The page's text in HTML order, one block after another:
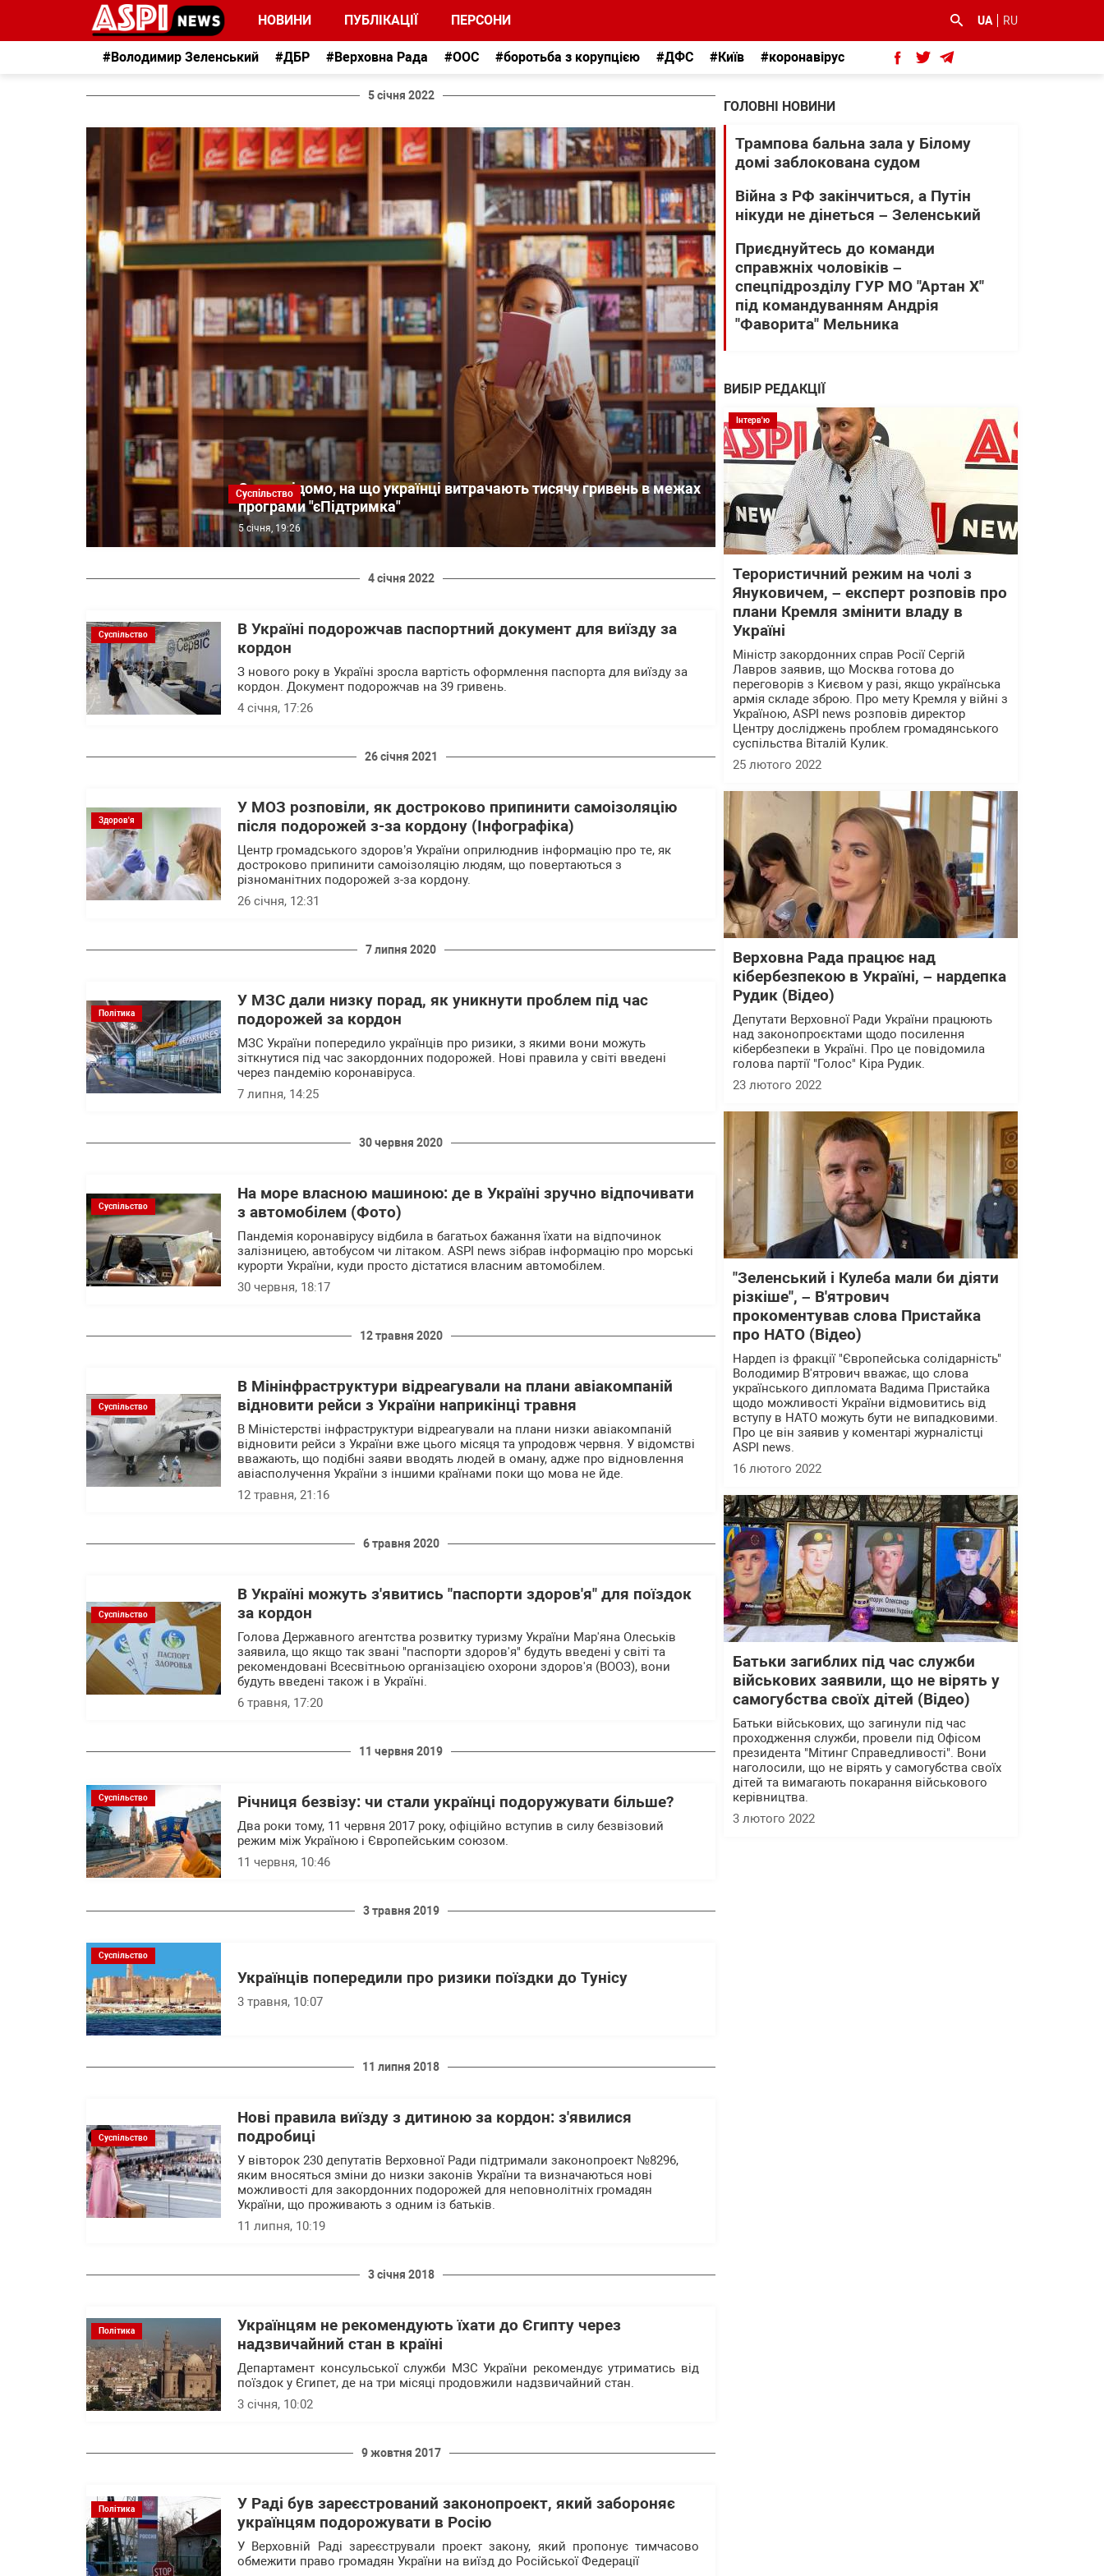
НОВИНИ ПУБЛІКАЦІЇ ПЕРСОНИ UA RU
#Володимир Зеленський #ДБР #Верховна Рада #ООС #боротьба з корупцією #ДФС #Київ #коронавірус
5 січня 2022
Суспільство
Стало відомо, на що українці витрачають тисячу гривень в межах
програми "єПідтримка"
5 січня, 19:26
4 січня 2022
Суспільство
В Україні подорожчав паспортний документ для виїзду за
кордон
З нового року в Україні зросла вартість оформлення паспорта для виїзду за
кордон. Документ подорожчав на 39 гривень.
4 січня, 17:26
26 січня 2021
Здоров'я
У МОЗ розповіли, як достроково припинити самоізоляцію
після подорожей з-за кордону (Інфографіка)
Центр громадського здоров’я України оприлюднив інформацію про те, як
достроково припинити самоізоляцію людям, що повертаються з
різноманітних подорожей з-за кордону.
26 січня, 12:31
7 липня 2020
Політика
У МЗС дали низку порад, як уникнути проблем під час
подорожей за кордон
МЗС України попередило українців про ризики, з якими вони можуть
зіткнутися під час закордонних подорожей. Нові правила у світі введені
через пандемію коронавіруса.
7 липня, 14:25
30 червня 2020
Суспільство
На море власною машиною: де в Україні зручно відпочивати
з автомобілем (Фото)
Пандемія коронавірусу відбила в багатьох бажання їхати на відпочинок
залізницею, автобусом чи літаком. ASPI news зібрав інформацію про морські
курорти України, куди просто дістатися власним автомобілем.
30 червня, 18:17
12 травня 2020
Суспільство
В Мінінфраструктури відреагували на плани авіакомпаній
відновити рейси з України наприкінці травня
В Міністерстві інфраструктури відреагували на плани низки авіакомпаній
відновити рейси з України вже цього місяця та упродовж червня. У відомстві
вважають, що подібні заяви вводять людей в оману, адже про відновлення
авіасполучення України з іншими країнами поки що мова не йде.
12 травня, 21:16
6 травня 2020
Суспільство
В Україні можуть з'явитись "паспорти здоров'я" для поїздок
за кордон
Голова Державного агентства розвитку туризму України Мар'яна Олеськів
заявила, що якщо так звані "паспорти здоров'я" будуть введені у світі та
рекомендовані Всесвітньою організацією охорони здоров'я (ВООЗ), вони
будуть введені також і в Україні.
6 травня, 17:20
11 червня 2019
Суспільство Річниця безвізу: чи стали українці подоружувати більше?
Два роки тому, 11 червня 2017 року, офіційно вступив в силу безвізовий
режим між Україною і Європейським союзом.
11 червня, 10:46
3 травня 2019
Суспільство
Українців попередили про ризики поїздки до Тунісу
3 травня, 10:07
11 липня 2018
Суспільство
Нові правила виїзду з дитиною за кордон: з'явилися
подробиці
У вівторок 230 депутатів Верховної Ради підтримали законопроект №8296,
яким вносяться зміни до низки законів України та визначаються нові
можливості для закордонних подорожей для неповнолітніх громадян
України, що проживають з одним із батьків.
11 липня, 10:19
3 січня 2018
Політика
Українцям не рекомендують їхати до Єгипту через
надзвичайний стан в країні
Департамент консульської служби МЗС України рекомендує утриматись від
поїздок у Єгипет, де на три місяці продовжили надзвичайний стан.
3 січня, 10:02
9 жовтня 2017
Політика
У Раді був зареєстрований законопроект, який забороняє
українцям подорожувати в Росію
У Верховній Раді зареєстрували проект закону, який пропонує тимчасово
обмежити право громадян України на виїзд до Російської Федерації
ГОЛОВНІ НОВИНИ
Трампова бальна зала у Білому
домі заблокована судом
Війна з РФ закінчиться, а Путін
нікуди не дінеться – Зеленський
Приєднуйтесь до команди
справжніх чоловіків –
спецпідрозділу ГУР МО "Артан Х"
під командуванням Андрія
"Фаворита" Мельника
ВИБІР РЕДАКЦІЇ
Інтерв'ю
Терористичний режим на чолі з
Януковичем, – експерт розповів про
плани Кремля змінити владу в
Україні
Міністр закордонних справ Росії Сергій
Лавров заявив, що Москва готова до
переговорів з Києвом у разі, якщо українська
армія складе зброю. Про мету Кремля у війні з
Україною, ASPI news розповів директор
Центру досліджень проблем громадянського
суспільства Віталій Кулик.
25 лютого 2022
Верховна Рада працює над
кібербезпекою в Україні, – нардепка
Рудик (Відео)
Депутати Верховної Ради України працюють
над законопроєктами щодо посилення
кібербезпеки в Україні. Про це повідомила
голова партії "Голос" Кіра Рудик.
23 лютого 2022
"Зеленський і Кулеба мали би діяти
різкіше", – В'ятрович
прокоментував слова Пристайка
про НАТО (Відео)
Нардеп із фракції "Європейська солідарність"
Володимир В'ятрович вважає, що слова
українського дипломата Вадима Пристайка
щодо можливості України відмовитись від
вступу в НАТО можуть бути не випадковими.
Про це він заявив у коментарі журналістці
ASPI news.
16 лютого 2022
Батьки загиблих під час служби
військових заявили, що не вірять у
самогубства своїх дітей (Відео)
Батьки військових, що загинули під час
проходження служби, провели під Офісом
президента "Мітинг Справедливості". Вони
наголосили, що не вірять у самогубства своїх
дітей та вимагають покарання військового
керівництва.
3 лютого 2022